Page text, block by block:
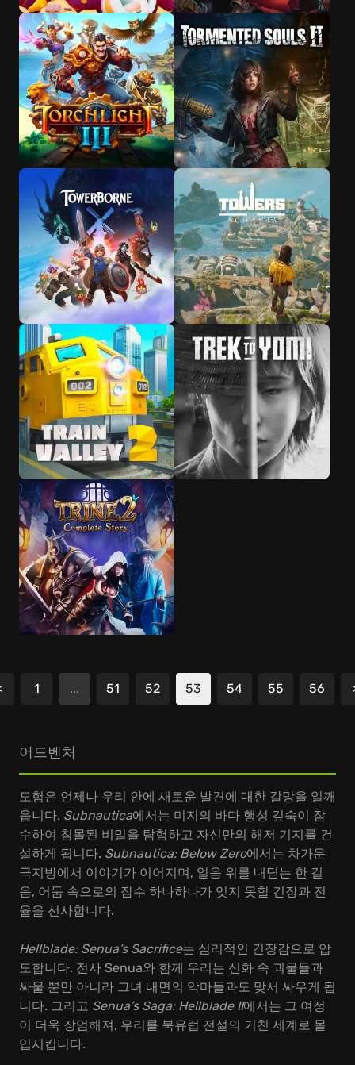
1 ... 51 52 53 54 55 56
어드벤처
모험은 언제나 우리 안에 새로운 발견에 대한 갈망을 일깨
웁니다. Subnautica에서는 미지의 바다 행성 깊숙이 잠
수하여 침몰된 비밀을 탐험하고 자신만의 해저 기지를 건
설하게 됩니다. Subnautica: Below Zero에서는 차가운
극지방에서 이야기가 이어지며, 얼음 위를 내딛는 한 걸
음, 어둠 속으로의 잠수 하나하나가 잊지 못할 긴장과 전
율을 선사합니다.
Hellblade: Senua’s Sacrifice는 심리적인 긴장감으로 압
도합니다. 전사 Senua와 함께 우리는 신화 속 괴물들과
싸울 뿐만 아니라 그녀 내면의 악마들과도 맞서 싸우게 됩
니다. 그리고 Senua’s Saga: Hellblade II에서는 그 여정
이 더욱 장엄해져, 우리를 북유럽 전설의 거친 세계로 몰
입시킵니다.